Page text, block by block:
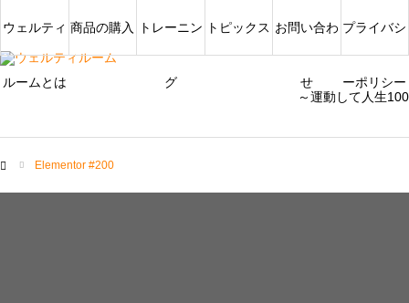
～運動して人生
ウェルティ
ルームとは
商品の購入 トレーニン
グ
トピックス お問い合わ
せ
プライバシ
ーポリシー
Elementor #200